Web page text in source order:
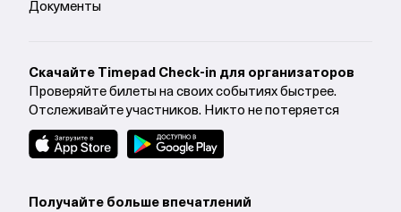
Документы
Cкачайте Timepad Check-in для организаторов
Проверяйте билеты на своих событиях быстрее.
Отслеживайте участников. Никто не потеряется
Получайте больше впечатлений